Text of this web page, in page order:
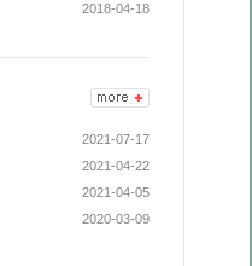
2018-04-18
2021-07-17
2021-04-22
2021-04-05
2020-03-09